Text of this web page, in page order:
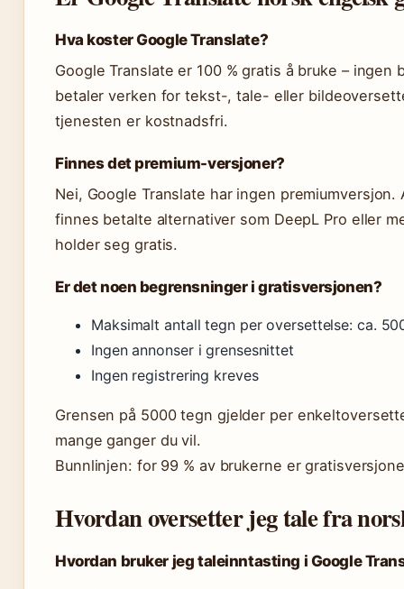
Hva koster Google Translate?
Google Translate er 100 % gratis å bruke –
betaler verken for tekst-, tale- eller
tjenesten er kostnadsfri.
Finnes det premium-versjoner?
Nei, Google Translate har ingen
finnes betalte alternativer som DeepL Pro eller
holder seg gratis.
Er det noen begrensninger i gratisversjonen?
Maksimalt antall tegn per oversettelse: ca.
Ingen annonser i grensesnittet
Ingen registrering kreves
Grensen på 5000 tegn gjelder per
mange ganger du vil.
Bunnlinjen: for 99 % av brukerne er
Hvordan oversetter jeg tale fra
Hvordan bruker jeg taleinntasting i Google